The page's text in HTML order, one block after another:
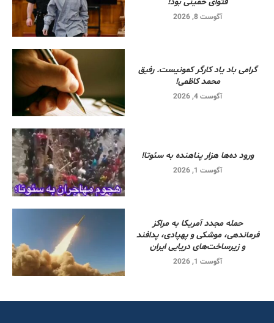
آگوست 8, 2026
گرامی باد یاد کارگر کمونیست. رفیق
محمد کاظمی!
آگوست 4, 2026
ورود ده‌ها هزار پناهنده به سئوتا!
آگوست 1, 2026
حمله مجدد آمریکا به مراکز
فرماندهی، موشکی و پهپادی، پدافند
و زیرساخت‌های دریایی ایران
آگوست 1, 2026